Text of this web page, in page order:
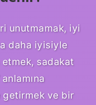
unutmamak, iyi
daha iyisiyle
etmek, sadakat
getirmek ve bir